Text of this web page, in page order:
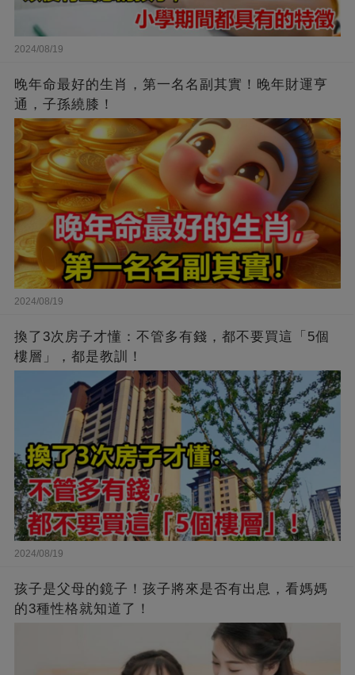
2024/08/19
晚年命最好的生肖，第一名名副其實！晚年財運亨
通，子孫繞膝！
2024/08/19
換了3次房子才懂：不管多有錢，都不要買這「5個
樓層」，都是教訓！
2024/08/19
孩子是父母的鏡子！孩子將來是否有出息，看媽媽
的3種性格就知道了！